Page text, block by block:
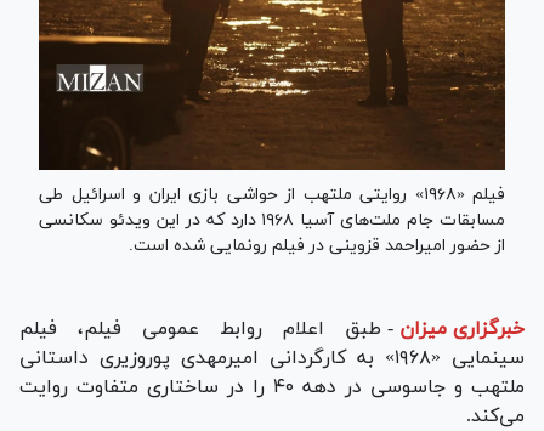
فیلم «۱۹۶۸» روایتی ملتهب از حواشی بازی ایران و اسرائیل طی
مسابقات جام ملت‌های آسیا ۱۹۶۸ دارد که در این ویدئو سکانسی
از حضور امیراحمد قزوینی در فیلم رونمایی شده است.
خبرگزاری میزان - طبق اعلام روابط عمومی فیلم، فیلم
سینمایی «۱۹۶۸» به کارگردانی امیرمهدی پوروزیری داستانی
ملتهب و جاسوسی در دهه ۴۰ را در ساختاری متفاوت روایت
می‌کند.